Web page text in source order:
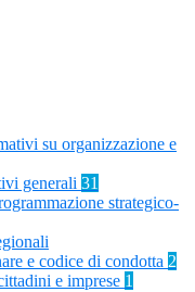
su organizzazione e
generali 31
strategico-
e codice di condotta 2
e imprese 1